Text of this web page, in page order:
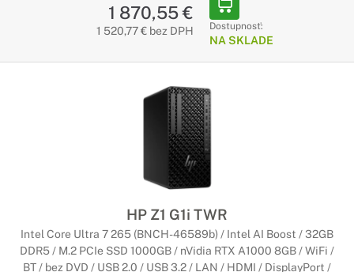
1 870,55 €
1 520,77 € bez DPH Dostupnosť:
NA SKLADE
HP Z1 G1i TWR
Intel Core Ultra 7 265 (BNCH-46589b) / Intel AI Boost / 32GB
DDR5 / M.2 PCIe SSD 1000GB / nVidia RTX A1000 8GB / WiFi /
BT / bez DVD / USB 2.0 / USB 3.2 / LAN / HDMI / DisplayPort /